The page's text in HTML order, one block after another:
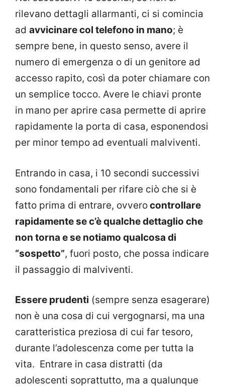
rilevano dettagli allarmanti, ci si comincia
ad avvicinare col telefono in mano; è
sempre bene, in questo senso, avere il
numero di emergenza o di un genitore ad
accesso rapito, così da poter chiamare con
un semplice tocco. Avere le chiavi pronte
in mano per aprire casa permette di aprire
rapidamente la porta di casa, esponendosi
per minor tempo ad eventuali malviventi.
Entrando in casa, i 10 secondi successivi
sono fondamentali per rifare ciò che si è
fatto prima di entrare, ovverocontrollare
rapidamente se c’è qualche dettaglio che
non torna e se notiamo qualcosa di
“sospetto”, fuori posto, che possa indicare
il passaggio di malviventi.
Essere prudenti (sempre senza esagerare)
non è una cosa di cui vergognarsi, ma una
caratteristica preziosa di cui far tesoro,
durante l’adolescenza come per tutta la
vita. Entrare in casa distratti (da
adolescenti soprattutto, ma a qualunque